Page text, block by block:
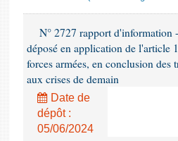
N° 2727 rapport
déposé en application de l'article
forces armées, en conclusion
aux crises de demain
Date de
dépôt :
05/06/2024